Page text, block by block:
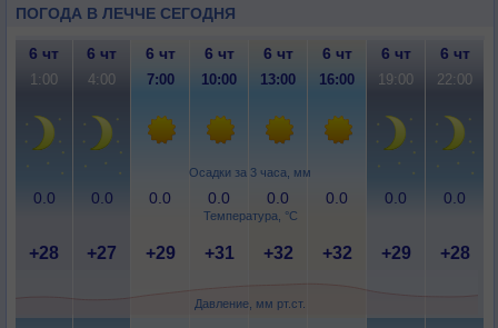
ПОГОДА В ЛЕЧЧE СЕГОДНЯ
Осадки за 3 часа, мм
Температура, °C
Давление, мм рт.ст.
6 чт 6 чт 6 чт 6 чт 6 чт 6 чт 6 чт 6 чт
1:00 4:00 7:00 10:00 13:00 16:00 19:00 22:00
0.0 0.0 0.0 0.0 0.0 0.0 0.0 0.0
+28 +27 +29 +31 +32 +32 +29 +28